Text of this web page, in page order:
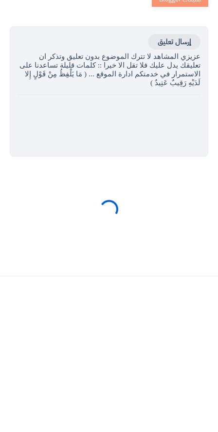
إرسال تعليق
عزيزي المشاهد لا تترك الموضوع بدون تعليق وتذكر ان
تعليقك يدل عليك فلا تقل الا خيرا :: كلمات قليلة تساعدنا على
الاستمرار في خدمتكم ادارة الموقع ... ( مَا يَلْفِظُ مِنْ قَوْلٍ إِلا
لَدَيْهِ رَقِيبٌ عَتِيدٌ )